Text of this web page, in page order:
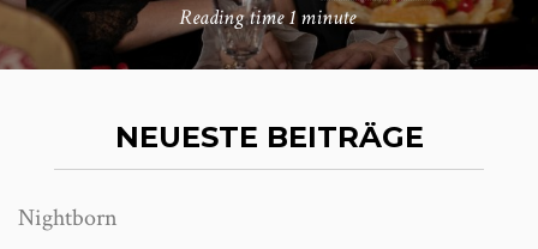
Reading time1 minute
NEUESTE BEITRÄGE
Nightborn